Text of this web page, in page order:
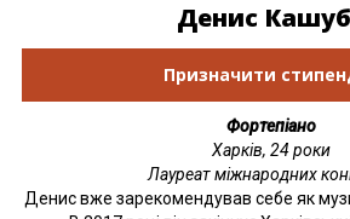
Денис
Призначити
Фортепіано
Харків, 24 роки
Лауреат міжнародних
Денис вже зарекомендував себе як